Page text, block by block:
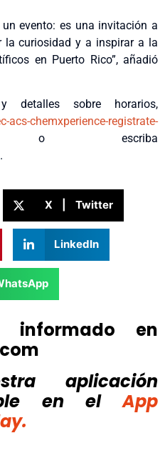
evento: es una invitación a
la curiosidad y a inspirar a la
en Puerto Rico”, añadió
detalles sobre horarios,
acs-chemxperience-registrate-
escriba
.
X | Twitter
LinkedIn
informado en
aplicación
en el
App